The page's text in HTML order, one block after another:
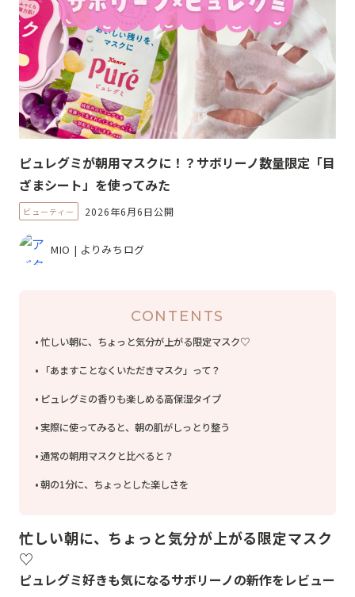
ピュレグミが朝用マスクに！？サボリーノ数量限定「目
ざまシート」を使ってみた
ビューティー 2026年6月6日公開
MIO | よりみちログ
CONTENTS
忙しい朝に、ちょっと気分が上がる限定マスク♡
「あますことなくいただきマスク」って？
ピュレグミの香りも楽しめる高保湿タイプ
実際に使ってみると、朝の肌がしっとり整う
通常の朝用マスクと比べると？
朝の1分に、ちょっとした楽しさを
忙しい朝に、ちょっと気分が上がる限定マスク
♡
ピュレグミ好きも気になるサボリーノの新作をレビュー